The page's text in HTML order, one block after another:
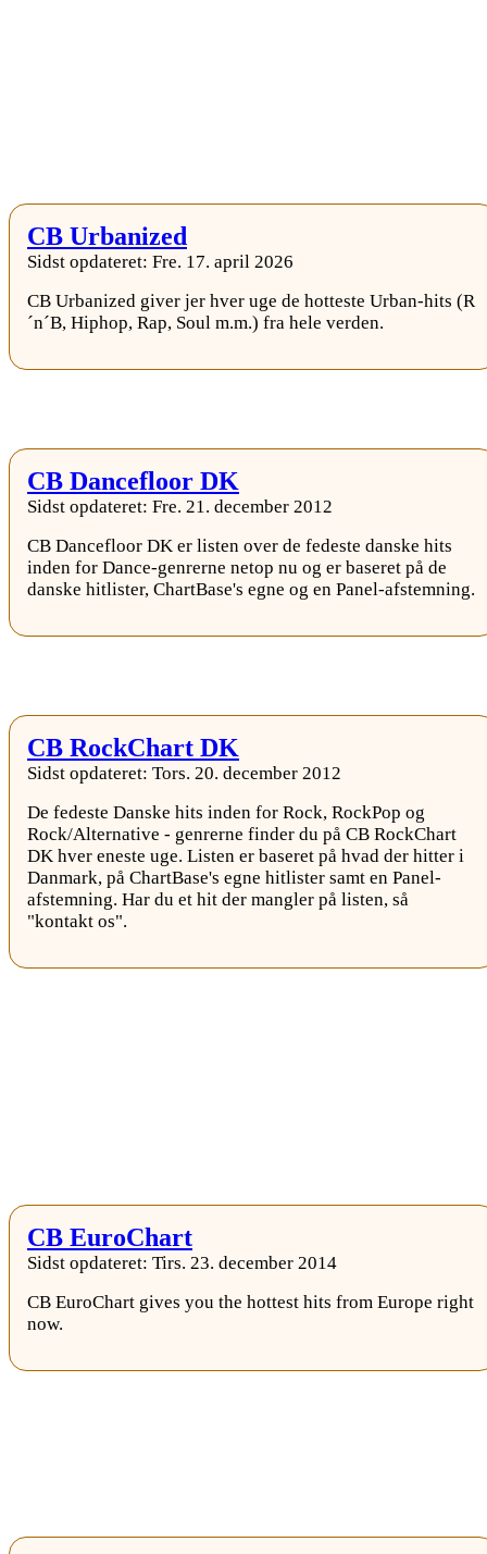
CB Urbanized
Sidst opdateret: Fre. 17. april 2026
CB Urbanized giver jer hver uge de hotteste Urban-hits (R
´n´B, Hiphop, Rap, Soul m.m.) fra hele verden.
CB Dancefloor DK
Sidst opdateret: Fre. 21. december 2012
CB Dancefloor DK er listen over de fedeste danske hits
inden for Dance-genrerne netop nu og er baseret på de
danske hitlister, ChartBase's egne og en Panel-afstemning.
CB RockChart DK
Sidst opdateret: Tors. 20. december 2012
De fedeste Danske hits inden for Rock, RockPop og
Rock/Alternative - genrerne finder du på CB RockChart
DK hver eneste uge. Listen er baseret på hvad der hitter i
Danmark, på ChartBase's egne hitlister samt en Panel-
afstemning. Har du et hit der mangler på listen, så
"kontakt os".
CB EuroChart
Sidst opdateret: Tirs. 23. december 2014
CB EuroChart gives you the hottest hits from Europe right
now.